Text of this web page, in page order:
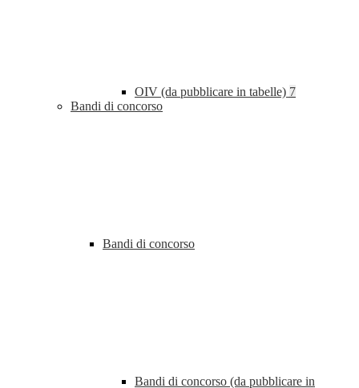
OIV (da pubblicare in tabelle) 7
Bandi di concorso
Bandi di concorso
Bandi di concorso (da pubblicare in